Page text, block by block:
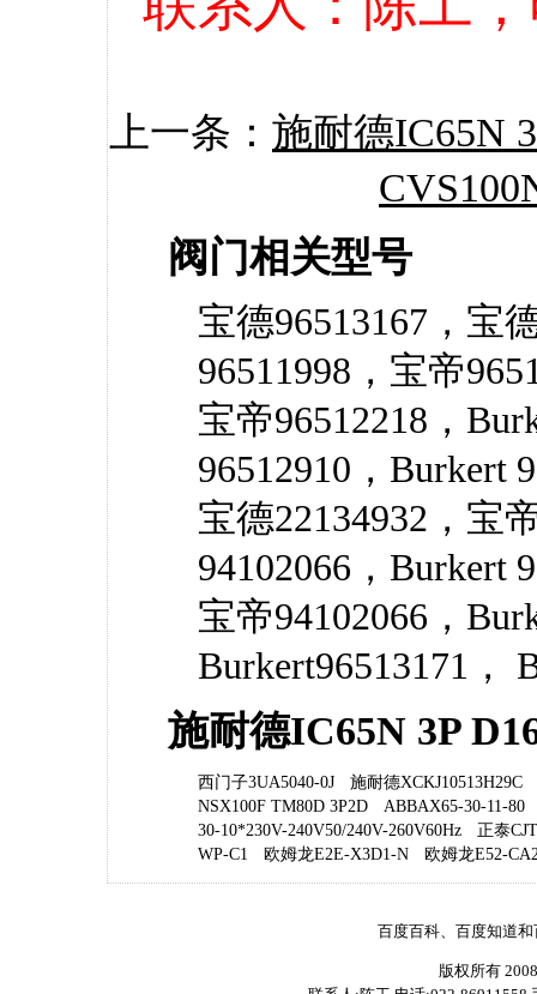
上一条： 施耐德IC65N
阀门相关型号
宝德96513167，宝
96511998，宝帝
宝帝96512218，
96512910，Burkert
宝德22134932，宝
94102066，Burkert
宝帝94102066，
Burkert96513171，
施耐德IC65N 3P
西门子3UA5040-0J
施耐德XCKJ10513H29C
NSX100F TM80D 3P2D
ABBAX65-30-11-80
30-10*230V-240V50/240V-260V60Hz
正泰
WP-C1
欧姆龙E2E-X3D1-N 欧姆龙E52-
百度百科、百度知道
版权所有